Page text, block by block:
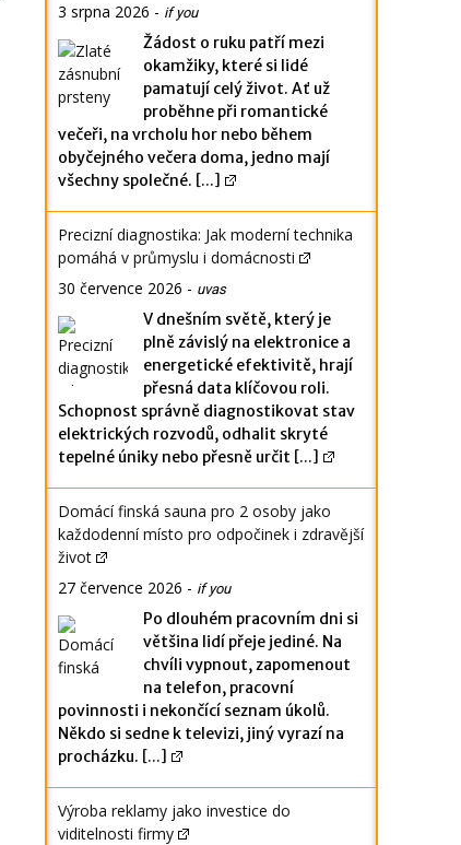
3 srpna 2026 - if you
Žádost o ruku patří mezi
okamžiky, které si lidé
pamatují celý život. Ať už
proběhne při romantické
večeři, na vrcholu hor nebo během
obyčejného večera doma, jedno mají
všechny společné. [...]
Precizní diagnostika: Jak moderní technika
pomáhá v průmyslu i domácnosti
30 července 2026 - uvas
V dnešním světě, který je
plně závislý na elektronice a
energetické efektivitě, hrají
přesná data klíčovou roli.
Schopnost správně diagnostikovat stav
elektrických rozvodů, odhalit skryté
tepelné úniky nebo přesně určit [...]
Domácí finská sauna pro 2 osoby jako
každodenní místo pro odpočinek i zdravější
život
27 července 2026 - if you
Po dlouhém pracovním dni si
většina lidí přeje jediné. Na
chvíli vypnout, zapomenout
na telefon, pracovní
povinnosti i nekončící seznam úkolů.
Někdo si sedne k televizi, jiný vyrazí na
procházku. [...]
Výroba reklamy jako investice do
viditelnosti firmy